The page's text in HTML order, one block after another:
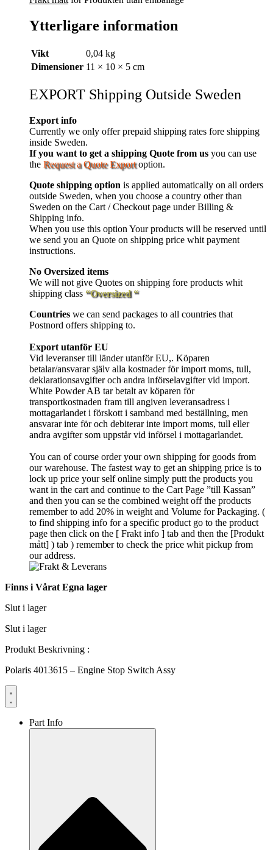
Ytterligare information
Vikt
0,04 kg
Dimensioner 11 × 10 × 5 cm
EXPORT Shipping Outside Sweden
Export info
Currently we only offer prepaid shipping rates fore shipping
inside Sweden.
If you want to get a shipping Quote from us you can use
the Request a Quote Exportoption.
Quote shipping option is applied automatically on all orders
outside Sweden, when you choose a country other than
Sweden on the Cart / Checkout page under Billing &
Shipping info.
When you use this option Your products will be reserved until
we send you an Quote on shipping price whit payment
instructions.
No Oversized items
We will not give Quotes on shipping fore products whit
shipping class “Oversized “
Countries we can send packages to all countries that
Postnord offers shipping to.
Export utanför EU
Vid leveranser till länder utanför EU,. Köparen
betalar/ansvarar själv alla kostnader för import moms, tull,
deklarationsavgifter och andra införselavgifter vid import.
White Powder AB tar betalt av köparen för
transportkostnaden fram till angiven leveransadress i
mottagarlandet i förskott i samband med beställning, men
ansvarar inte för och debiterar inte import moms, tull eller
andra avgifter som uppstår vid införsel i mottagarlandet.
You can of course order your own shipping for goods from
our warehouse. The fastest way to get an shipping price is to
lock up price your self online simply putt the products you
want in the cart and continue to the Cart Page ”till Kassan”
and then you can se the combined weight off the products
remember to add 20% in weight and Volume for Packaging. (
to find shipping info for a specific product go to the product
page then click on the [ Frakt info ] tab and then the [Produkt
mått] ) tab ) rememberto check the price whit pickup from
our address.
Finns i Vårat Egna lager
Slut i lager
Slut i lager
Produkt Beskrivning :
Polaris 4013615 – Engine Stop Switch Assy
Part Info